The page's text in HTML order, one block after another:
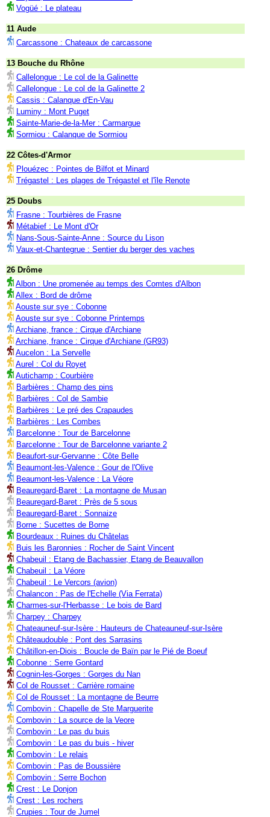
Vogüé : Le plateau
11 Aude
Carcassone : Chateaux de carcassone
13 Bouche du Rhône
Callelongue : Le col de la Galinette
Callelongue : Le col de la Galinette 2
Cassis : Calanque d'En-Vau
Luminy : Mont Puget
Sainte-Marie-de-la-Mer : Carmargue
Sormiou : Calanque de Sormiou
22 Côtes-d'Armor
Plouézec : Pointes de Bilfot et Minard
Trégastel : Les plages de Trégastel et l'île Renote
25 Doubs
Frasne : Tourbières de Frasne
Métabief : Le Mont d'Or
Nans-Sous-Sainte-Anne : Source du Lison
Vaux-et-Chantegrue : Sentier du berger des vaches
26 Drôme
Albon : Une promenée au temps des Comtes d'Albon
Allex : Bord de drôme
Aouste sur sye : Cobonne
Aouste sur sye : Cobonne Printemps
Archiane, france : Cirque d'Archiane
Archiane, france : Cirque d'Archiane (GR93)
Aucelon : La Servelle
Aurel : Col du Royet
Autichamp : Courbière
Barbières : Champ des pins
Barbières : Col de Sambie
Barbières : Le pré des Crapaudes
Barbières : Les Combes
Barcelonne : Tour de Barcelonne
Barcelonne : Tour de Barcelonne variante 2
Beaufort-sur-Gervanne : Côte Belle
Beaumont-les-Valence : Gour de l'Olive
Beaumont-les-Valence : La Véore
Beauregard-Baret : La montagne de Musan
Beauregard-Baret : Près de 5 sous
Beauregard-Baret : Sonnaize
Borne : Sucettes de Borne
Bourdeaux : Ruines du Châtelas
Buis les Baronnies : Rocher de Saint Vincent
Chabeuil : Etang de Bachassier, Etang de Beauvallon
Chabeuil : La Véore
Chabeuil : Le Vercors (avion)
Chalancon : Pas de l'Echelle (Via Ferrata)
Charmes-sur-l'Herbasse : Le bois de Bard
Charpey : Charpey
Chateauneuf-sur-Isère : Hauteurs de Chateauneuf-sur-Isère
Châteaudouble : Pont des Sarrasins
Châtillon-en-Diois : Boucle de Baïn par le Pié de Boeuf
Cobonne : Serre Gontard
Cognin-les-Gorges : Gorges du Nan
Col de Rousset : Carrière romaine
Col de Rousset : La montagne de Beurre
Combovin : Chapelle de Ste Marguerite
Combovin : La source de la Veore
Combovin : Le pas du buis
Combovin : Le pas du buis - hiver
Combovin : Le relais
Combovin : Pas de Boussière
Combovin : Serre Bochon
Crest : Le Donjon
Crest : Les rochers
Crupies : Tour de Jumel